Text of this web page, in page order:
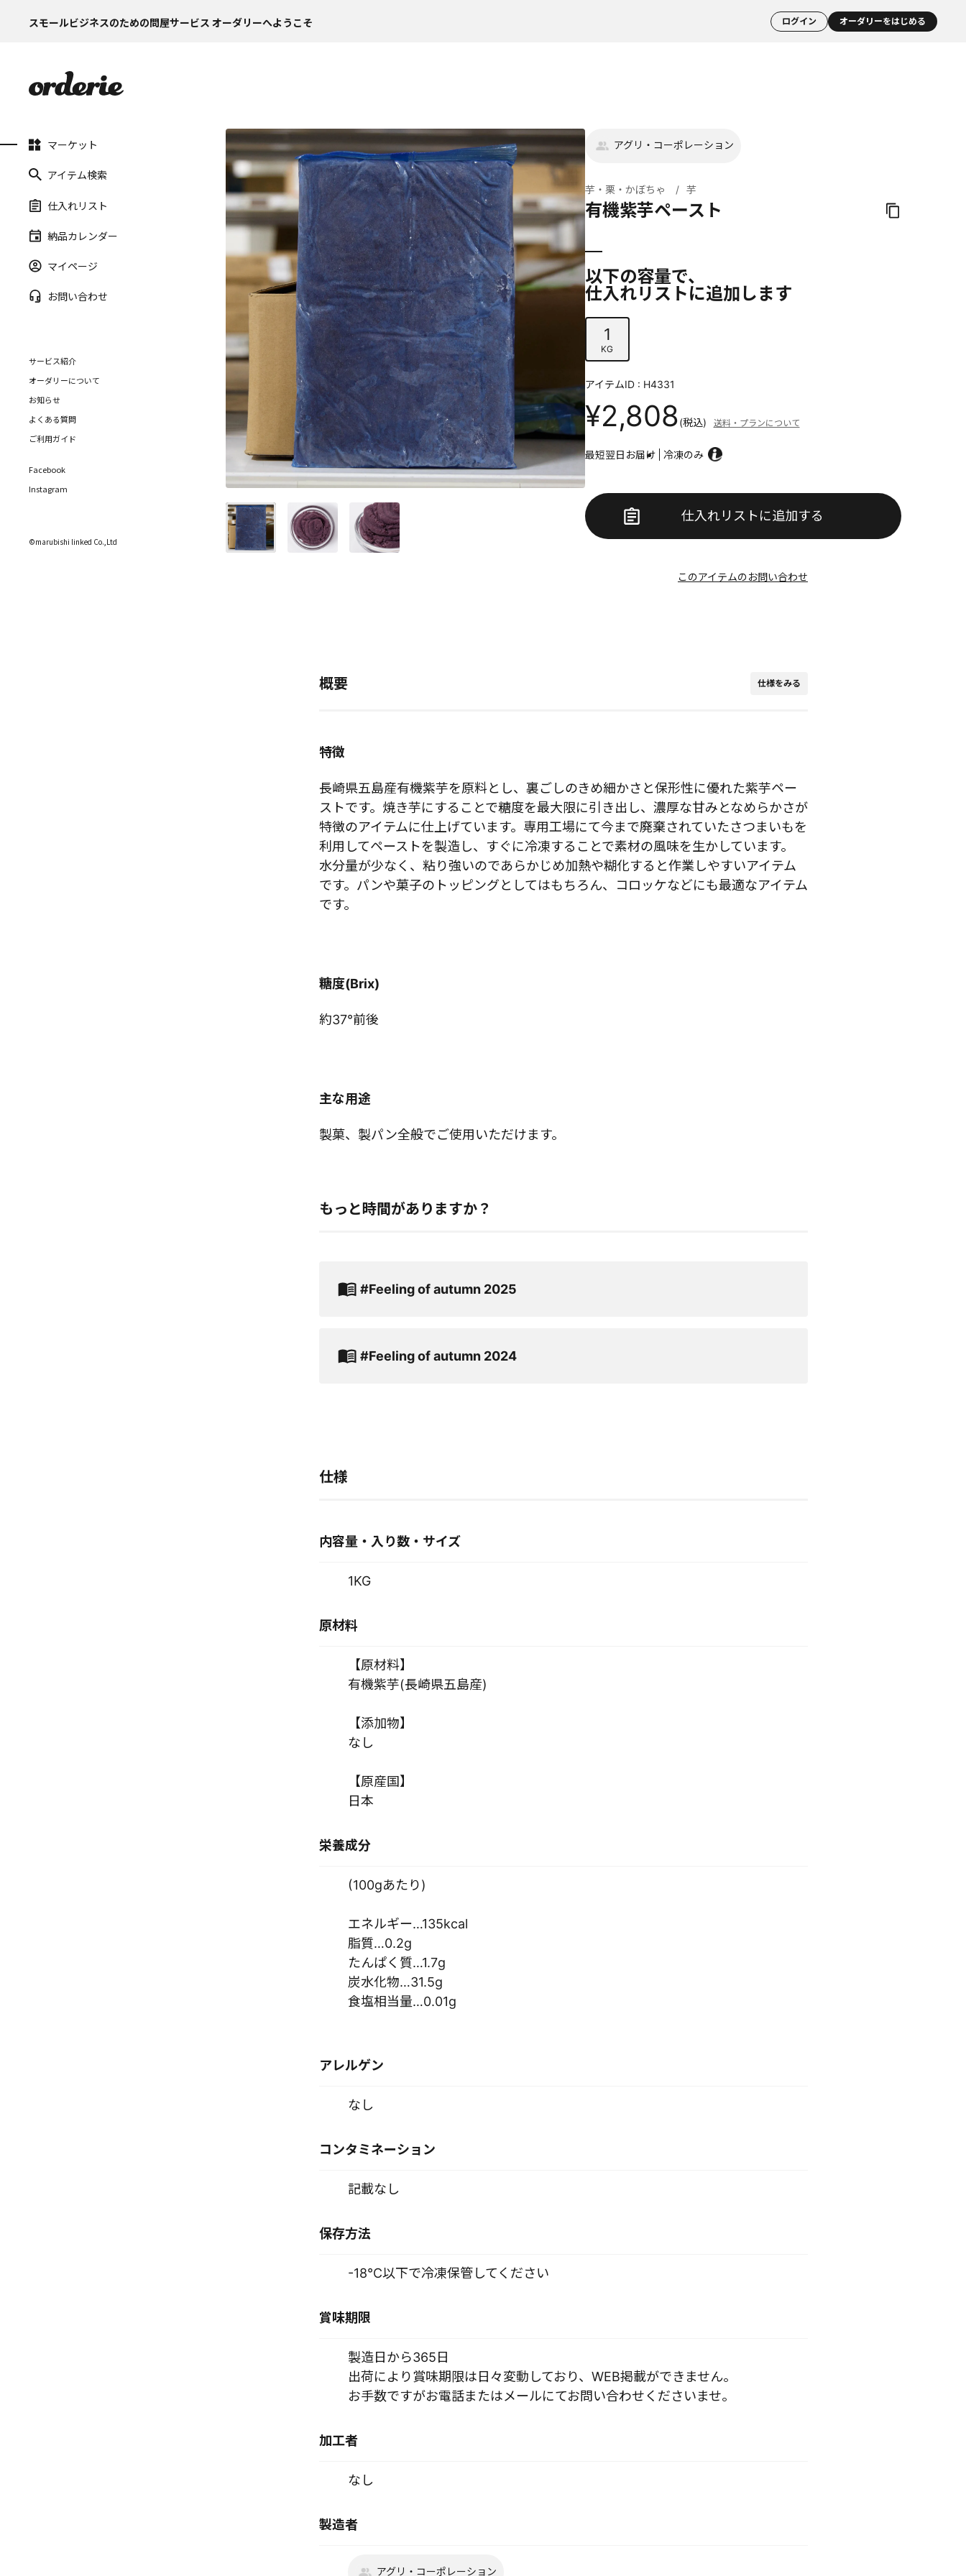
スモールビジネスのための問屋サービス オーダリーへようこそ ログイン オーダリーをはじめる
マーケット
アイテム検索
仕入れリスト
納品カレンダー
マイページ
お問い合わせ
サービス紹介
オーダリーについて
お知らせ
よくある質問
ご利用ガイド
Facebook
Instagram
©marubishi linked Co.,Ltd
アグリ・コーポレーション
芋・栗・かぼちゃ 芋
有機紫芋ペースト
以下の容量で、
仕入れリストに追加します
1
KG
アイテムID : H4331
¥2,808(税込) 送料・プランについて
最短翌日お届け 冷凍のみ
仕入れリストに追加する
このアイテムのお問い合わせ
概要 仕様をみる
特徴
長崎県五島産有機紫芋を原料とし、裏ごしのきめ細かさと保形性に優れた紫芋ペー
ストです。焼き芋にすることで糖度を最大限に引き出し、濃厚な甘みとなめらかさが
特徴のアイテムに仕上げています。専用工場にて今まで廃棄されていたさつまいもを
利用してペーストを製造し、すぐに冷凍することで素材の風味を生かしています。
水分量が少なく、粘り強いのであらかじめ加熱や糊化すると作業しやすいアイテム
です。パンや菓子のトッピングとしてはもちろん、コロッケなどにも最適なアイテム
です。
糖度(Brix)
約37°前後
主な用途
製菓、製パン全般でご使用いただけます。
もっと時間がありますか？
#Feeling of autumn 2025
#Feeling of autumn 2024
仕様
内容量・入り数・サイズ
1KG
原材料
【原材料】
有機紫芋(長崎県五島産)
【添加物】
なし
【原産国】
日本
栄養成分
(100gあたり)
エネルギー…135kcal
脂質…0.2g
たんぱく質…1.7g
炭水化物…31.5g
食塩相当量…0.01g
アレルゲン
なし
コンタミネーション
記載なし
保存方法
-18°C以下で冷凍保管してください
賞味期限
製造日から365日
出荷により賞味期限は日々変動しており、WEB掲載ができません。
お手数ですがお電話またはメールにてお問い合わせくださいませ。
加工者
なし
製造者
アグリ・コーポレーション